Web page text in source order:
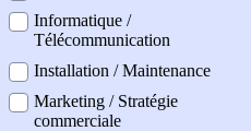
Informatique /
Télécommunication
Installation / Maintenance
Marketing / Stratégie
commerciale